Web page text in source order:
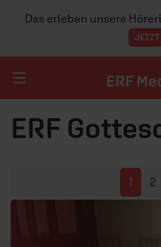
Das erleben unsere
JETZT
ERF
ERF Mediathek
ERF
1 2